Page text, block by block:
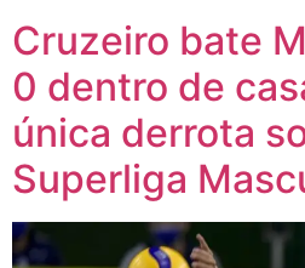
Cruzeiro bate
0 dentro de
única derrota
Superliga